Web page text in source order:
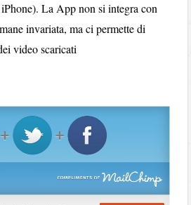
La App non si integra con
invariata, ma ci permette di
video scaricati